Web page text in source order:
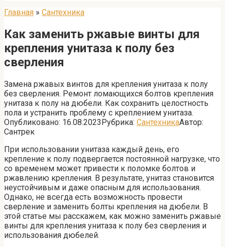
Главная » Сантехника
Как заменить ржавые винты для
крепления унитаза к полу без
сверления
Замена ржавых винтов для крепления унитаза к полу
без сверления. Ремонт ломающихся болтов крепления
унитаза к полу на дюбели. Как сохранить целостность
пола и устранить проблему с креплением унитаза.
Опубликовано: 16.08.2023Рубрика: СантехникаАвтор:
Сантрек
При использовании унитаза каждый день, его
крепление к полу подвергается постоянной нагрузке, что
со временем может привести к поломке болтов и
ржавлению крепления. В результате, унитаз становится
неустойчивым и даже опасным для использования.
Однако, не всегда есть возможность провести
сверление и заменить болты крепления на дюбели. В
этой статье мы расскажем, как можно заменить ржавые
винты для крепления унитаза к полу без сверления и
использования дюбелей.